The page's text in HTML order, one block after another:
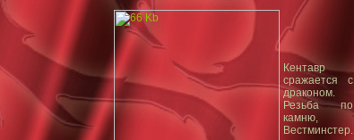
Кентавр
сражается с
драконом.
Резьба по
камню,
Вестминстер.